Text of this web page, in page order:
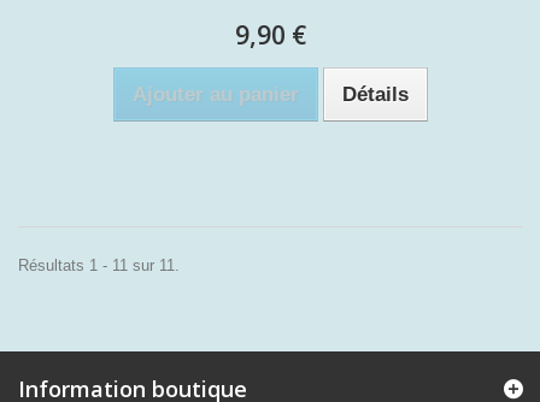
9,90 €
Ajouter au panier Détails
Résultats 1 - 11 sur 11.
Information boutique